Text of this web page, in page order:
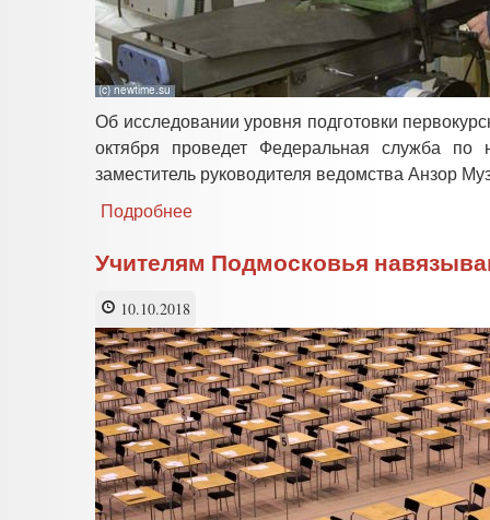
Об исследовании уровня подготовки
октября проведет Федеральная служба
заместитель руководителя ведомства Анзор
Подробнее
начинает
исследование
первокурсников
Учителям Подмосковья
10.10.2018